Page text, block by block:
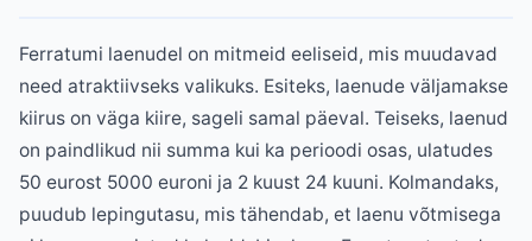
Ferratumi laenudel on mitmeid eeliseid, mis muudavad
need atraktiivseks valikuks. Esiteks, laenude väljamakse
kiirus on väga kiire, sageli samal päeval. Teiseks, laenud
on paindlikud nii summa kui ka perioodi osas, ulatudes
50 eurost 5000 euroni ja 2 kuust 24 kuuni. Kolmandaks,
puudub lepingutasu, mis tähendab, et laenu võtmisega